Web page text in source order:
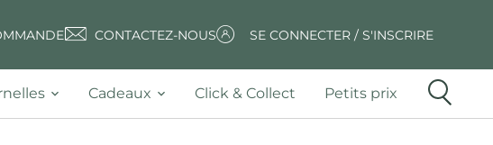
CONTACTEZ-NOUS SE CONNECTER / S'INSCRIRE
Cadeaux Click & Collect Petits prix